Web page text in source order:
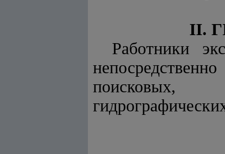
II.
Работники
поисковых,